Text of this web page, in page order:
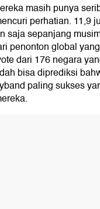
masih punya
perhatian. 11,9
saja sepanjang
penonton global
dari 176 negara
bisa diprediksi
paling sukses